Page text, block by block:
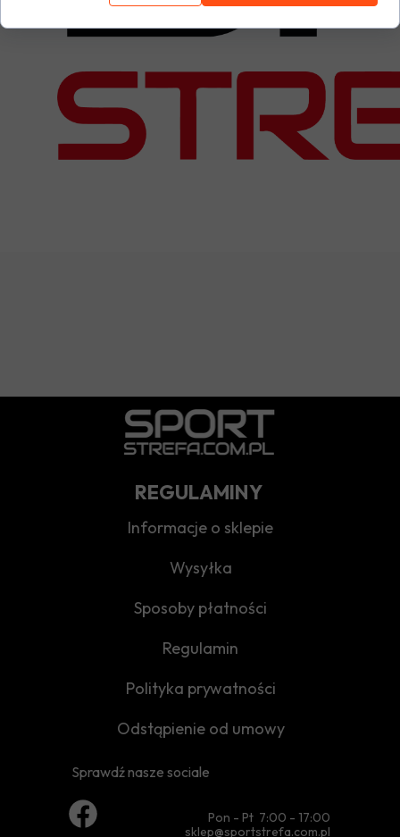
Pon - Pt 7:00 - 17:00
sklep@sportstrefa.com.pl
Sprawdź nasze sociale
REGULAMINY
Odstąpienie od umowy
Polityka prywatności
Regulamin
Sposoby płatności
Wysyłka
Informacje o sklepie